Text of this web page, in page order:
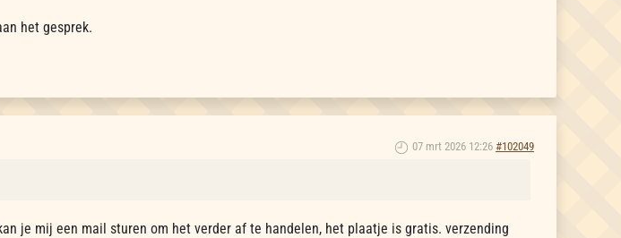
het gesprek.
07 mrt 2026 12:26 #102049
je mij een mail sturen om het verder af te handelen, het plaatje is gratis. verzending